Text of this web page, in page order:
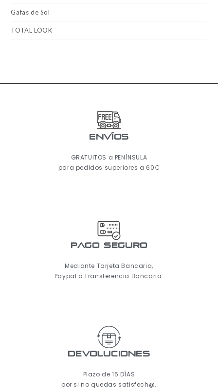
Gafas de Sol
TOTAL LOOK
ENVÍOS
GRATUITOS a PENÍNSULA
para pedidos superiores a 60€
pago seguro
Mediante Tarjeta Bancaria,
Paypal o Transferencia Bancaria.
Devoluciones
Plazo de 15 DÍAS
por si no quedas satisfech@.